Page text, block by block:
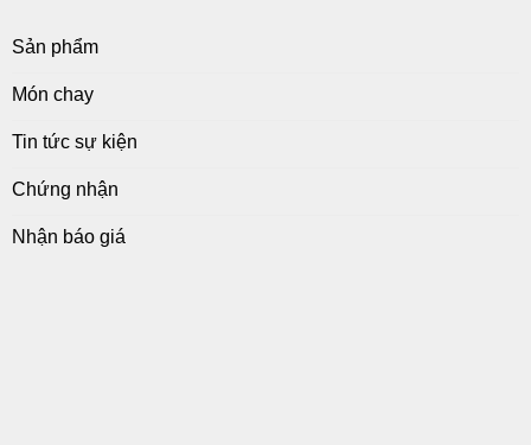
Sản phẩm
Món chay
Tin tức sự kiện
Chứng nhận
Nhận báo giá